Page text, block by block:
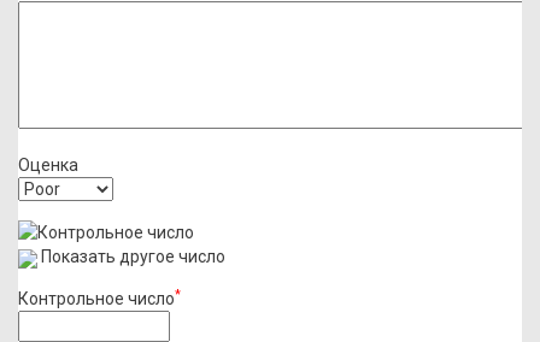
Оценка
Показать другое число
Контрольное число*